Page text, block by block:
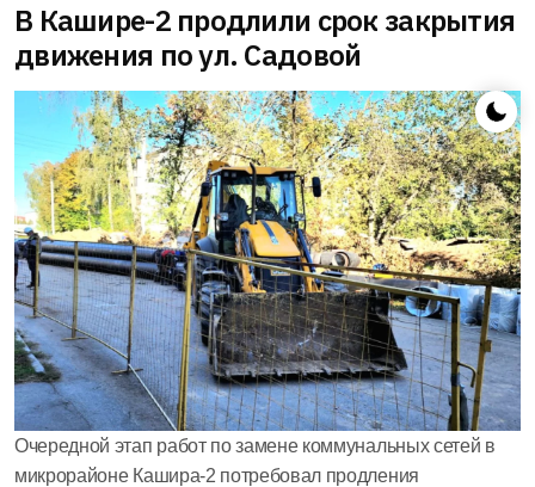
В Кашире-2 продлили срок закрытия
движения по ул. Садовой
Очередной этап работ по замене коммунальных сетей в
микрорайоне Кашира-2 потребовал продления